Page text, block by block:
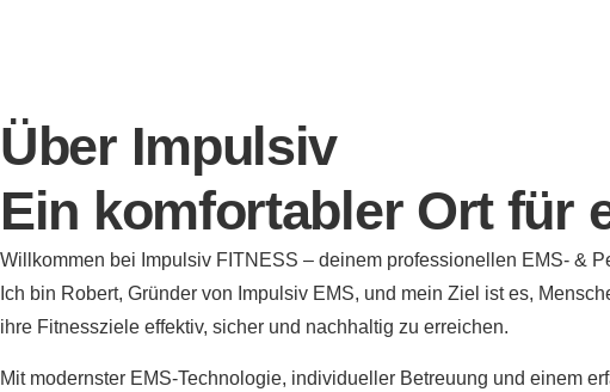
Über Impulsiv
Ein komfortabler Ort für
Willkommen bei Impulsiv FITNESS – deinem professionellen EMS- &
Ich bin Robert, Gründer von Impulsiv EMS, und mein Ziel ist es,
ihre Fitnessziele effektiv, sicher und nachhaltig zu erreichen.
Mit modernster EMS-Technologie, individueller Betreuung und einem